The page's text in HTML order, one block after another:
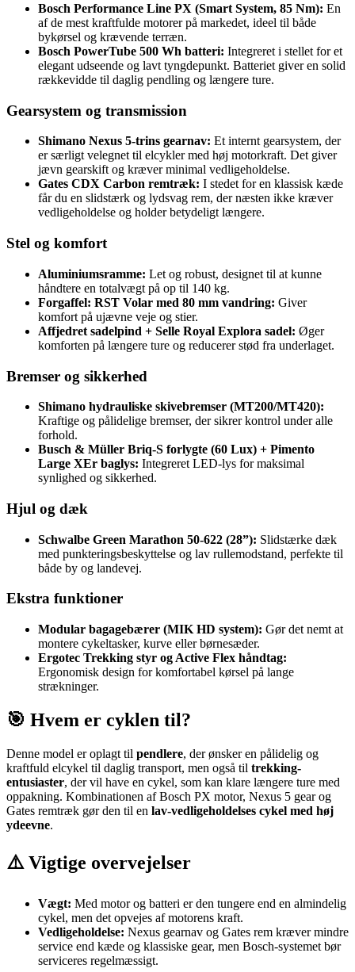
Bosch Performance Line PX (Smart System, 85 Nm): En
af de mest kraftfulde motorer på markedet, ideel til både
bykørsel og krævende terræn.
Bosch PowerTube 500 Wh batteri: Integreret i stellet for et
elegant udseende og lavt tyngdepunkt. Batteriet giver en solid
rækkevidde til daglig pendling og længere ture.
Gearsystem og transmission
Shimano Nexus 5-trins gearnav: Et internt gearsystem, der
er særligt velegnet til elcykler med høj motorkraft. Det giver
jævn gearskift og kræver minimal vedligeholdelse.
Gates CDX Carbon remtræk: I stedet for en klassisk kæde
får du en slidstærk og lydsvag rem, der næsten ikke kræver
vedligeholdelse og holder betydeligt længere.
Stel og komfort
Aluminiumsramme: Let og robust, designet til at kunne
håndtere en totalvægt på op til 140 kg.
Forgaffel: RST Volar med 80 mm vandring: Giver
komfort på ujævne veje og stier.
Affjedret sadelpind + Selle Royal Explora sadel: Øger
komforten på længere ture og reducerer stød fra underlaget.
Bremser og sikkerhed
Shimano hydrauliske skivebremser (MT200/MT420):
Kraftige og pålidelige bremser, der sikrer kontrol under alle
forhold.
Busch & Müller Briq-S forlygte (60 Lux) + Pimento
Large XEr baglys: Integreret LED-lys for maksimal
synlighed og sikkerhed.
Hjul og dæk
Schwalbe Green Marathon 50-622 (28”): Slidstærke dæk
med punkteringsbeskyttelse og lav rullemodstand, perfekte til
både by og landevej.
Ekstra funktioner
Modular bagagebærer (MIK HD system): Gør det nemt at
montere cykeltasker, kurve eller børnesæder.
Ergotec Trekking styr og Active Flex håndtag:
Ergonomisk design for komfortabel kørsel på lange
strækninger.
🎯 Hvem er cyklen til?
Denne model er oplagt til pendlere, der ønsker en pålidelig og
kraftfuld elcykel til daglig transport, men også til trekking-
entusiaster, der vil have en cykel, som kan klare længere ture med
oppakning. Kombinationen af Bosch PX motor, Nexus 5 gear og
Gates remtræk gør den til en lav-vedligeholdelses cykel med høj
ydeevne.
⚠️ Vigtige overvejelser
Vægt: Med motor og batteri er den tungere end en almindelig
cykel, men det opvejes af motorens kraft.
Vedligeholdelse: Nexus gearnav og Gates rem kræver mindre
service end kæde og klassiske gear, men Bosch-systemet bør
serviceres regelmæssigt.